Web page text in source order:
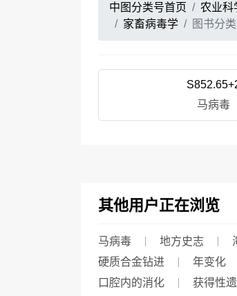
中图分类号首页 农业科
家畜病毒学
图书分类
马病毒
其他用户正在浏览
马病毒 地方史志
硬质合金钻进
年变化
口腔内的消化
获得性